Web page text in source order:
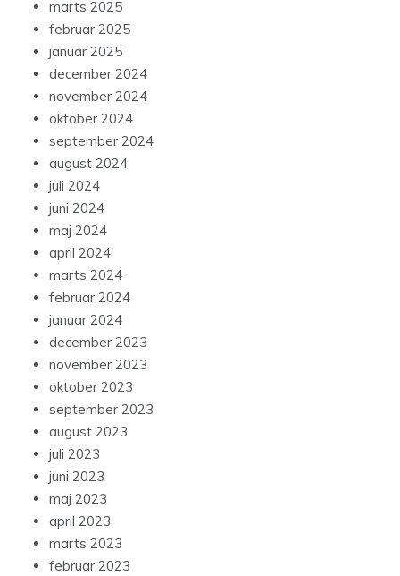
marts 2025
februar 2025
januar 2025
december 2024
november 2024
oktober 2024
september 2024
august 2024
juli 2024
juni 2024
maj 2024
april 2024
marts 2024
februar 2024
januar 2024
december 2023
november 2023
oktober 2023
september 2023
august 2023
juli 2023
juni 2023
maj 2023
april 2023
marts 2023
februar 2023